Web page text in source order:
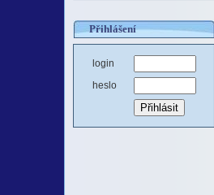
Přihlášení
login
heslo